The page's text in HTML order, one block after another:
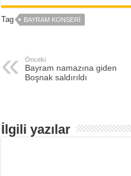
Tag BAYRAM KONSERI
Önceki
Bayram namazına giden
Boşnak saldırıldı
İlgili yazılar